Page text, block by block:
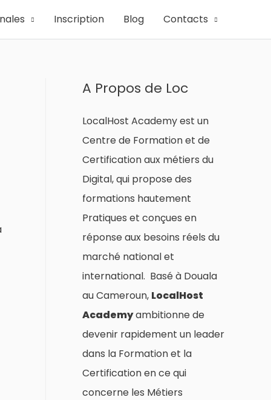
Inscription Blog Contacts
A Propos de Loc
LocalHost Academy est un
Centre de Formation et de
Certification aux métiers du
Digital, qui propose des
formations hautement
Pratiques et conçues en
réponse aux besoins réels du
marché national et
international. Basé à Douala
au Cameroun, LocalHost
Academyambitionne de
devenir rapidement un leader
dans la Formation et la
Certification en ce qui
concerne les Métiers